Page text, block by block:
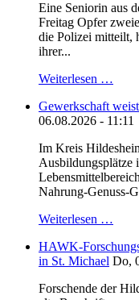
Eine Seniorin aus
Freitag Opfer
die Polizei mitteilt,
ihrer...
Weiterlesen …
Gewerkschaft
06.08.2026 - 11:11
Im Kreis
Ausbildungsplätze
Nahrung-Genuss-
Weiterlesen …
HAWK-
in St. Michael Do,
Forschende der